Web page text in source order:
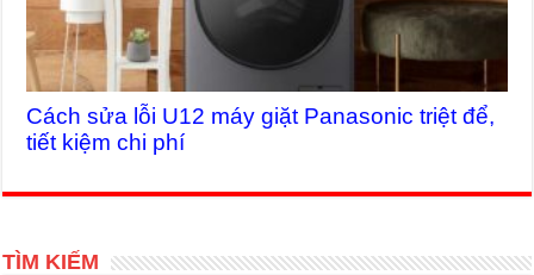
Cách sửa lỗi U12 máy giặt Panasonic triệt để,
tiết kiệm chi phí
TÌM KIẾM